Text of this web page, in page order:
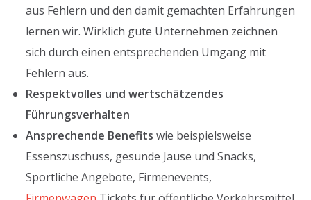
aus Fehlern und den damit gemachten Erfahrungen
lernen wir. Wirklich gute Unternehmen zeichnen
sich durch einen entsprechenden Umgang mit
Fehlern aus.
Respektvolles und wertschätzendes
Führungsverhalten
Ansprechende Benefits wie beispielsweise
Essenszuschuss, gesunde Jause und Snacks,
Sportliche Angebote, Firmenevents,